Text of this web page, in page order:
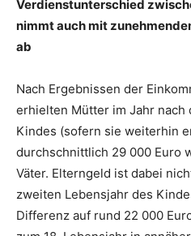
Verdienstunterschied
nimmt auch mit
ab
Nach Ergebnissen der
erhielten Mütter im Jahr nach
Kindes (sofern sie weiterhin
durchschnittlich 29 000 Euro
Väter. Elterngeld ist dabei
zweiten Lebensjahr des
Differenz auf rund 22 000